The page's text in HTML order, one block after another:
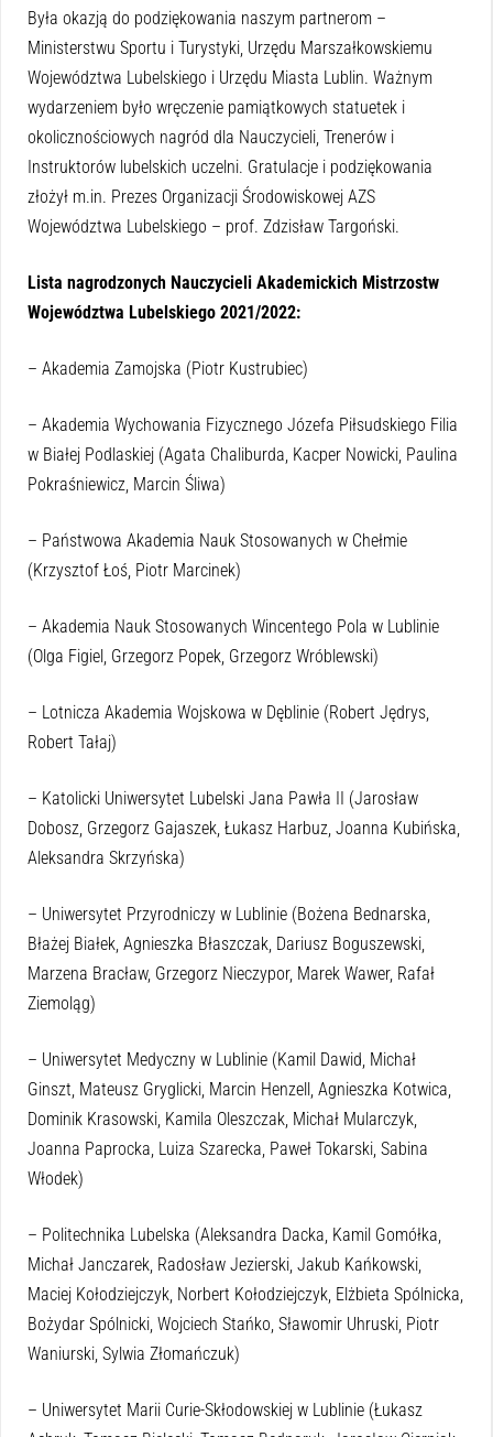
Była okazją do podziękowania naszym partnerom –
Ministerstwu Sportu i Turystyki, Urzędu Marszałkowskiemu
Województwa Lubelskiego i Urzędu Miasta Lublin. Ważnym
wydarzeniem było wręczenie pamiątkowych statuetek i
okolicznościowych nagród dla Nauczycieli, Trenerów i
Instruktorów lubelskich uczelni. Gratulacje i podziękowania
złożył m.in. Prezes Organizacji Środowiskowej AZS
Województwa Lubelskiego – prof. Zdzisław Targoński.
Lista nagrodzonych Nauczycieli Akademickich Mistrzostw
Województwa Lubelskiego 2021/2022:
– Akademia Zamojska (Piotr Kustrubiec)
– Akademia Wychowania Fizycznego Józefa Piłsudskiego Filia
w Białej Podlaskiej (Agata Chaliburda, Kacper Nowicki, Paulina
Pokraśniewicz, Marcin Śliwa)
– Państwowa Akademia Nauk Stosowanych w Chełmie
(Krzysztof Łoś, Piotr Marcinek)
– Akademia Nauk Stosowanych Wincentego Pola w Lublinie
(Olga Figiel, Grzegorz Popek, Grzegorz Wróblewski)
– Lotnicza Akademia Wojskowa w Dęblinie (Robert Jędrys,
Robert Tałaj)
– Katolicki Uniwersytet Lubelski Jana Pawła II (Jarosław
Dobosz, Grzegorz Gajaszek, Łukasz Harbuz, Joanna Kubińska,
Aleksandra Skrzyńska)
– Uniwersytet Przyrodniczy w Lublinie (Bożena Bednarska,
Błażej Białek, Agnieszka Błaszczak, Dariusz Boguszewski,
Marzena Bracław, Grzegorz Nieczypor, Marek Wawer, Rafał
Ziemoląg)
– Uniwersytet Medyczny w Lublinie (Kamil Dawid, Michał
Ginszt, Mateusz Gryglicki, Marcin Henzell, Agnieszka Kotwica,
Dominik Krasowski, Kamila Oleszczak, Michał Mularczyk,
Joanna Paprocka, Luiza Szarecka, Paweł Tokarski, Sabina
Włodek)
– Politechnika Lubelska (Aleksandra Dacka, Kamil Gomółka,
Michał Janczarek, Radosław Jezierski, Jakub Kańkowski,
Maciej Kołodziejczyk, Norbert Kołodziejczyk, Elżbieta Spólnicka,
Bożydar Spólnicki, Wojciech Stańko, Sławomir Uhruski, Piotr
Waniurski, Sylwia Złomańczuk)
– Uniwersytet Marii Curie-Skłodowskiej w Lublinie (Łukasz